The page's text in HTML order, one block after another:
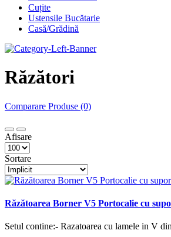
Cuțite
Ustensile Bucătarie
Casă/Grădină
Răzători
Comparare Produse (0)
Afisare
Sortare
Răzătoarea Borner V5 Portocalie cu
Setul contine:- Razatoarea cu lamele in V